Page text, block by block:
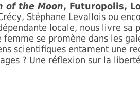
of the Moon, Futuropolis,
Stéphane Levallois ou
locale, nous livre sa
femme se promène dans les
scientifiques entament une
? Une réflexion sur la